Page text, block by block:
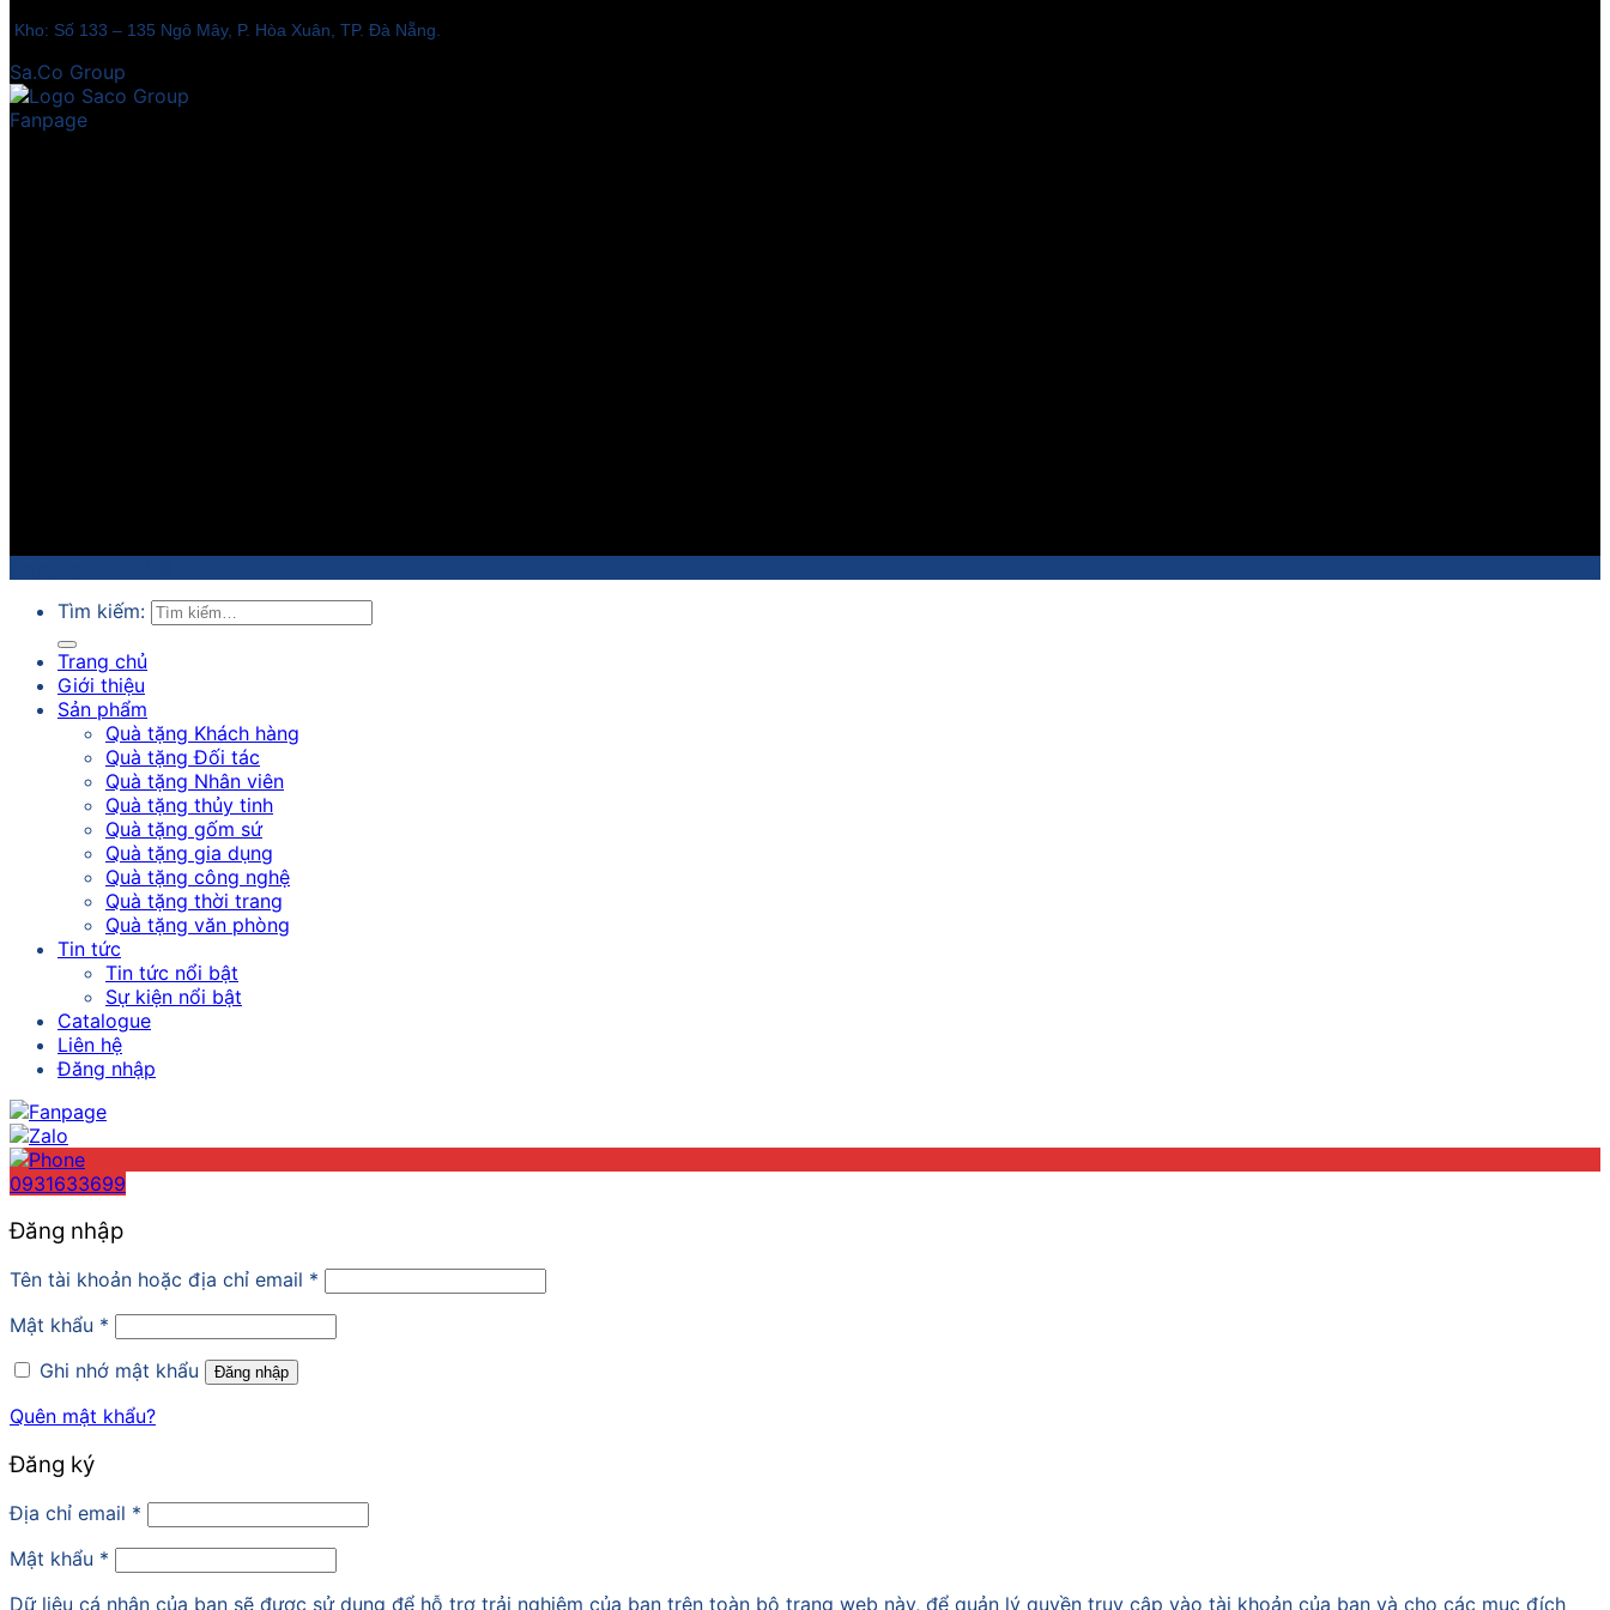
Kho: Số 133 – 135 Ngô Mây, P. Hòa Xuân, TP. Đà Nẵng.
Sa.Co Group
Fanpage
Tìm kiếm:
Trang chủ
Giới thiệu
Sản phẩm
Quà tặng Khách hàng
Quà tặng Đối tác
Quà tặng Nhân viên
Quà tặng thủy tinh
Quà tặng gốm sứ
Quà tặng gia dụng
Quà tặng công nghệ
Quà tặng thời trang
Quà tặng văn phòng
Tin tức
Tin tức nổi bật
Sự kiện nổi bật
Catalogue
Liên hệ
Đăng nhập
0931633699
Đăng nhập
Tên tài khoản hoặc địa chỉ email *
Mật khẩu *
Ghi nhớ mật khẩu
Đăng nhập
Quên mật khẩu?
Đăng ký
Địa chỉ email *
Mật khẩu *
Dữ liệu cá nhân của bạn sẽ được sử dụng để hỗ trợ trải nghiệm của bạn trên toàn bộ trang web này, để quản lý quyền truy cập vào tài khoản của bạn và cho các mục đích